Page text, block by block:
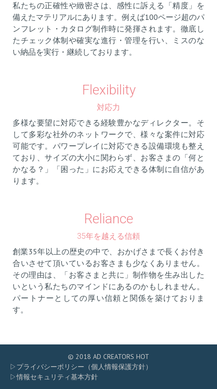
私たちの正確性や緻密さは、感性に訴える「精度」を
備えたマテリアルにあります。例えば100ページ超のパ
ンフレット・カタログ制作時に発揮されます。徹底し
たチェック体制や確実な進行・管理を行い、ミスのな
い納品を実行・継続しております。
Flexibility
対応力
多様な要望に対応できる経験豊かなディレクター。そ
して多彩な社外のネットワークで、様々な案件に対応
可能です。パワープレイに対応できる設備環境も整え
ており、サイズの大小に関わらず、お客さまの「何と
かなる？」「困った」にお応えできる体制に自信があ
ります。
Reliance
35年を越える信頼
創業35年以上の歴史の中で、おかげさまで長くお付き
合いさせて頂いているお客さまも少なくありません。
その理由は、「お客さまと共に」制作物を生み出した
いという私たちのマインドにあるのかもしれません。
パートナーとしての厚い信頼と関係を築けておりま
す。
© 2018 AD CREATORS HOT
▷プライバシーポリシー（個人情報保護方針）
▷情報セキュリティ基本方針